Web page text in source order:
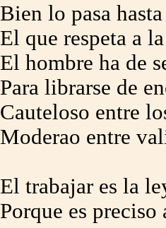
Bien lo pasa
El que respeta a
El hombre ha de
Para librarse de
Cauteloso entre
Moderao entre
El trabajar es la
Porque es